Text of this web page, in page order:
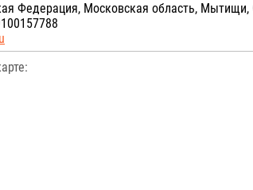
Федерация, Московская область, Мытищи,